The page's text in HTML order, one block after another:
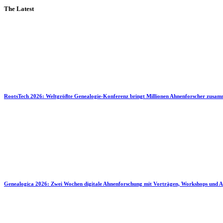
The Latest
RootsTech 2026: Weltgrößte Genealogie-Konferenz bringt Millionen Ahnenforscher
Genealogica 2026: Zwei Wochen digitale Ahnenforschung mit Vorträgen, Workshops und